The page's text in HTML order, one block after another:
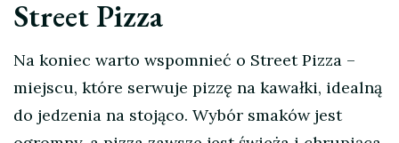
Street Pizza
Na koniec warto wspomnieć o Street Pizza –
miejscu, które serwuje pizzę na kawałki, idealną
do jedzenia na stojąco. Wybór smaków jest